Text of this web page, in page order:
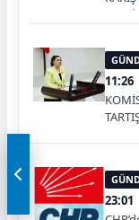
11:26
23:01